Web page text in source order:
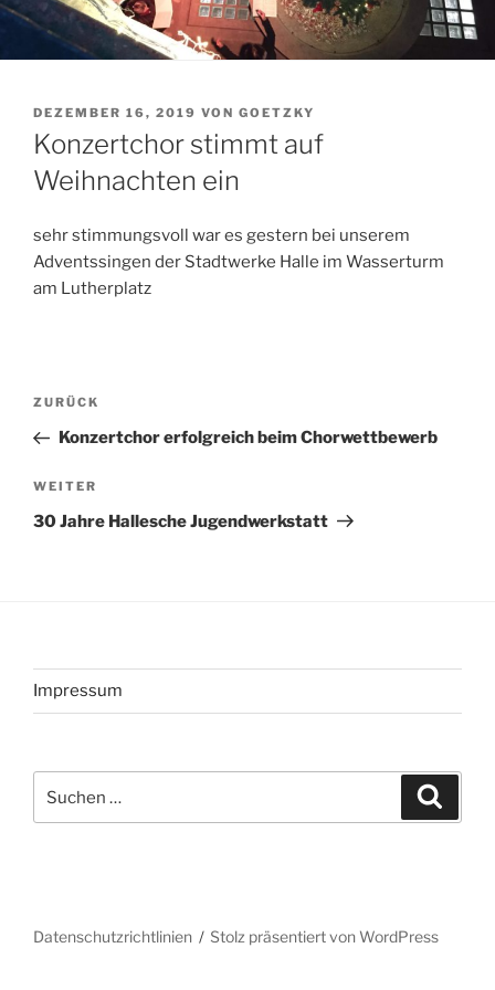
VERÖFFENTLICHT
AM
DEZEMBER 16, 2019 VON GOETZKY
Konzertchor stimmt auf
Weihnachten ein
sehr stimmungsvoll war es gestern bei unserem
Adventssingen der Stadtwerke Halle im Wasserturm
am Lutherplatz
Beitragsnavigation
Vorheriger
Beitrag
ZURÜCK
Konzertchor erfolgreich beim Chorwettbewerb
Nächster
Beitrag
WEITER
30 Jahre Hallesche Jugendwerkstatt
Impressum
nach:
Datenschutzrichtlinien Stolz präsentiert von WordPress